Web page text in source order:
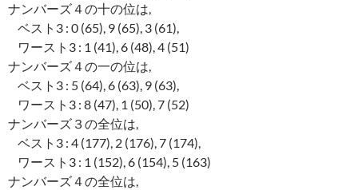
ナンバーズ４の十の位は,
ベスト3 : 0 (65), 9 (65), 3 (61),
ワースト3 : 1 (41), 6 (48), 4 (51)
ナンバーズ４の一の位は,
ベスト3 : 5 (64), 6 (63), 9 (63),
ワースト3 : 8 (47), 1 (50), 7 (52)
ナンバーズ３の全位は,
ベスト3 : 4 (177), 2 (176), 7 (174),
ワースト3 : 1 (152), 6 (154), 5 (163)
ナンバーズ４の全位は,